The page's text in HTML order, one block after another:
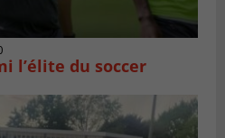
l’élite du soccer